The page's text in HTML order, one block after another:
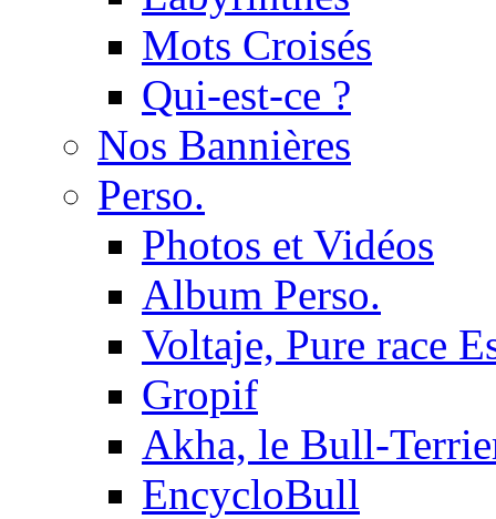
Mots Croisés
Qui-est-ce ?
Nos Bannières
Perso.
Photos et Vidéos
Album Perso.
Voltaje, Pure race
Gropif
Akha, le Bull-
EncycloBull